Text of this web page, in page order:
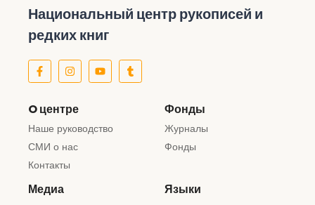
Национальный центр рукописей и
редких книг
O центре
Наше руководство
СМИ о нас
Контакты
Фонды
Журналы
Фонды
Медиа Языки